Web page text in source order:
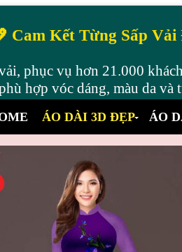
Cam Kết Từng Sấp
phục vụ hơn 21.000
hợp vóc dáng, màu da
ÁO DÀI 3D ĐẸP ÁO